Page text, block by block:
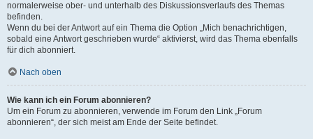
normalerweise ober- und unterhalb des Diskussionsverlaufs des Themas
befinden.
Wenn du bei der Antwort auf ein Thema die Option „Mich benachrichtigen,
sobald eine Antwort geschrieben wurde“ aktivierst, wird das Thema ebenfalls
für dich abonniert.
Nach oben
Wie kann ich ein Forum abonnieren?
Um ein Forum zu abonnieren, verwende im Forum den Link „Forum
abonnieren“, der sich meist am Ende der Seite befindet.